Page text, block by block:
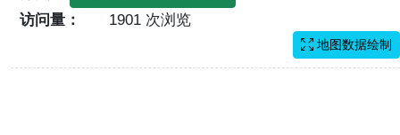
访问量： 1901 次浏览
地图数据绘制